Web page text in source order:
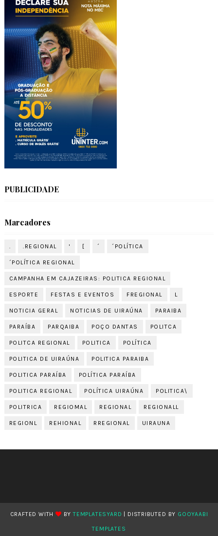
PUBLICIDADE
Marcadores
. .REGIONAL ' [ ´ ´POLÍTICA
´POLÍTICA REGIONAL
CAMPANHA EM CAJAZEIRAS: POLITICA REGIONAL
ESPORTE FESTAS E EVENTOS FREGIONAL L
NOTICIA GERAL NOTICIAS DE UIRAÚNA PARAIBA
PARAÍBA PARQAIBA POÇO DANTAS POLITCA
POLITCA REGIONAL POLITICA POLÍTICA
POLITICA DE UIRAÚNA POLITICA PARAIBA
POLITICA PARAÍBA POLÍTICA PARAÍBA
POLITICA REGIONAL POLÍTICA UIRAÚNA POLITICA\
POLITRICA REGIOMAL REGIONAL REGIONALL
REGIONL REHIONAL RREGIONAL UIRAUNA
CRAFTED WITH BYTEMPLATESYARD | DISTRIBUTED BY GOOYAABI
TEMPLATES